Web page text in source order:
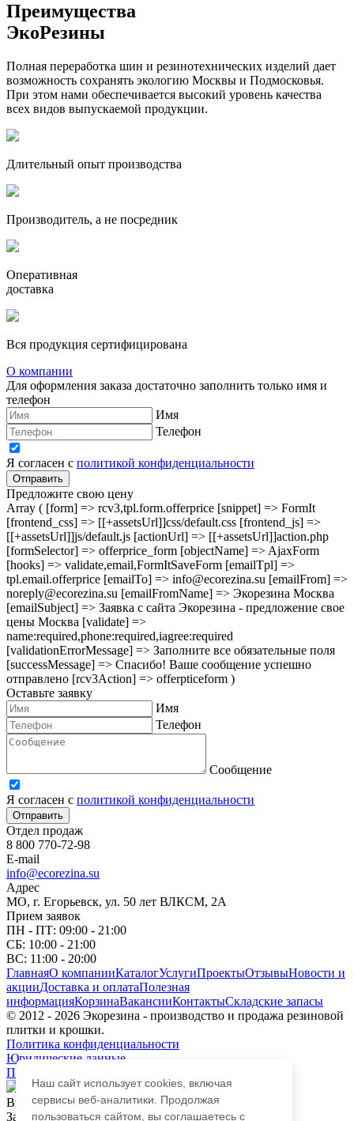
Преимущества
ЭкоРезины
Полная переработка шин и резинотехнических изделий дает
возможность сохранять экологию Москвы и Подмосковья.
При этом нами обеспечивается высокий уровень качества
всех видов выпускаемой продукции.
Длительный опыт производства
Производитель, а не посредник
Оперативная
доставка
Вся продукция сертифицирована
О компании
Для оформления заказа достаточно заполнить только имя и
телефон
Имя
Телефон
Я согласен с политикой конфиденциальности
Отправить
Предложите свою цену
Array ( [form] => rcv3,tpl.form.offerprice [snippet] => FormIt
[frontend_css] => [[+assetsUrl]]css/default.css [frontend_js] =>
[[+assetsUrl]]js/default.js [actionUrl] => [[+assetsUrl]]action.php
[formSelector] => offerprice_form [objectName] => AjaxForm
[hooks] => validate,email,FormItSaveForm [emailTpl] =>
tpl.email.offerprice [emailTo] => info@ecorezina.su [emailFrom] =>
noreply@ecorezina.su [emailFromName] => Экорезина Москва
[emailSubject] => Заявка с сайта Экорезина - предложение свое
цены Москва [validate] =>
name:required,phone:required,iagree:required
[validationErrorMessage] => Заполните все обязательные поля
[successMessage] => Спасибо! Ваше сообщение успешно
отправлено [rcv3Action] => offerpticeform )
Оставьте заявку
Имя
Телефон
Сообщение
Я согласен с политикой конфиденциальности
Отправить
Отдел продаж
8 800 770-72-98
E-mail
info@ecorezina.su
Адрес
МО, г. Егорьевск, ул. 50 лет ВЛКСМ, 2А
Прием заявок
ПН - ПТ: 09:00 - 21:00
СБ: 10:00 - 21:00
ВС: 11:00 - 20:00
ГлавнаяО компанииКаталогУслугиПроектыОтзывыНовости и
акцииДоставка и оплатаПолезная
информацияКорзинаВакансииКонтактыСкладские запасы
© 2012 - 2026 Экорезина - производство и продажа резиновой
плитки и крошки.
Политика конфиденциальности
Юридические данные
Политика обработки персональных данных
Выберите город
Закажите обратный звонок
Наш сайт использует cookies, включая
сервисы веб-аналитики. Продолжая
пользоваться сайтом, вы соглашаетесь с